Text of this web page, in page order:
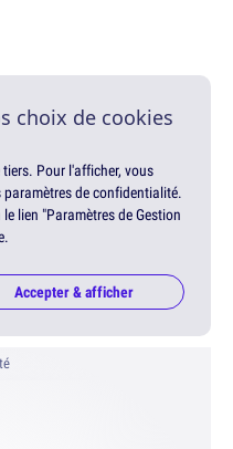
choix de cookies
Pour l'afficher, vous
de confidentialité.
lien "Paramètres de Gestion
Accepter & afficher